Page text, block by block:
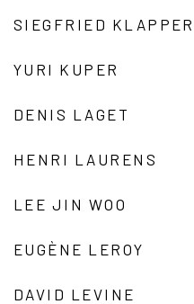
SIEGFRIED KLAPPER
YURI KUPER
DENIS LAGET
HENRI LAURENS
LEE JIN WOO
EUGÈNE LEROY
DAVID LEVINE